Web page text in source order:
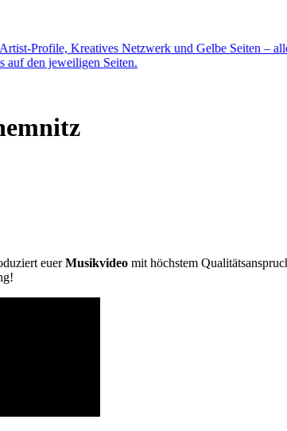
Netzwerk und Gelbe Seiten – alle Infos auf
Seiten.
euerMusikvideo mit höchstem